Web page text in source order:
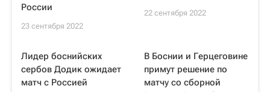
России
23 сентября 2022
22 сентября 2022
Лидер боснийских
сербов Додик ожидает
матч с Россией
В Боснии и Герцеговине
примут решение по
матчу со сборной